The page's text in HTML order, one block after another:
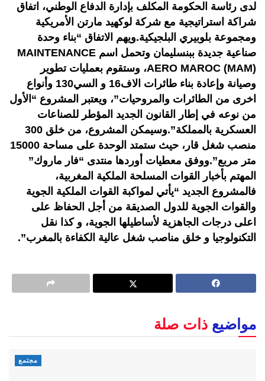
لدى رئاسة الحكومة المكلف بإدارة الدفاع الوطني، اتفاق
شراكة استراتيجية مع شركة لوكهيد مارتن الأمريكية
ومجموعة بلوبيري البلجيكية.ويهم الاتفاق “بناء وحدة
صناعية جديدة ببنسليمان وتحمل اسم MAINTENANCE
AERO MAROC (MAM)، وستقوم بعمليات تطوير
وصيانة وإعادة بناء طائرات الاف16 و السي130 وأنواع
اخرى من الطائرات والمروحيات”، ويعتبر المشروع “الأول
من نوعه في إطار القانون الجديد المؤطر للصناعات
العسكرية بالمملكة”.وسيمكن المشروع، من خلق 300
منصب شغل قار، حيث ستمتد الوحدة على مساحة 15000
متر مربع”.ووفق معطيات أوردها منتدى “فار ماروك”
المهتم بأخبار القوات المسلحة الملكية المغربية،
فالمشروع الجديد “يأتي لمواكبة القوات الملكية الجوية
والقوات الجوية للدول الصديقة من أجل الحفاظ على
اعلى درجات الجاهزية لأساطيلها الجوية، و كذا نقل
التكنولوجيا و خلق مناصب شغل عالية الكفاءة بالمغرب”.
مواضيع ذات صلة
مجتمع